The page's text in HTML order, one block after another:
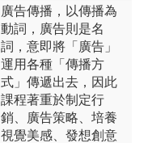
廣告傳播，以傳播為
動詞，廣告則是名
詞，意即將「廣告」
運用各種「傳播方
式」傳遞出去，因此
課程著重於制定行
銷、廣告策略、培養
視覺美感、發想創意